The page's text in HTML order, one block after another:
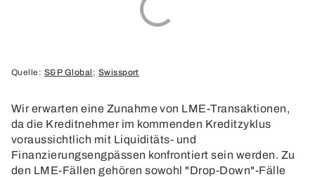
Quelle: S&P Global ; Swissport
Wir erwarten eine Zunahme von LME-Transaktionen,
da die Kreditnehmer im kommenden Kreditzyklus
voraussichtlich mit Liquiditäts- und
Finanzierungsengpässen konfrontiert sein werden. Zu
den LME-Fällen gehören sowohl "Drop-Down"-Fälle